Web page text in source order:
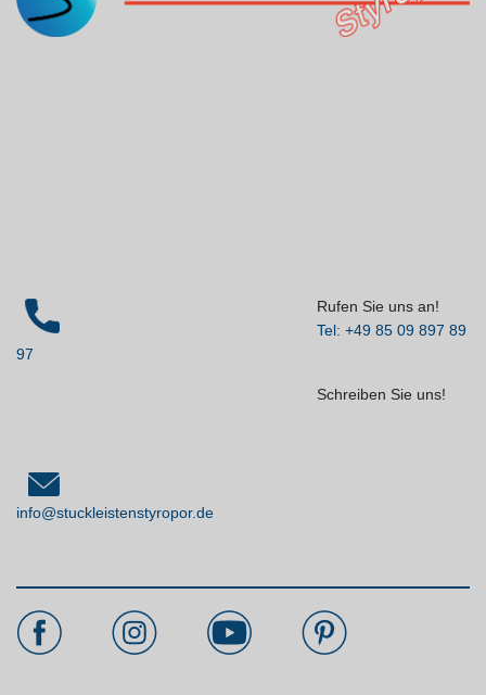
Rufen Sie uns an!
Tel: +49 85 09 897 89
97
Schreiben Sie uns!
info@stuckleistenstyropor.de